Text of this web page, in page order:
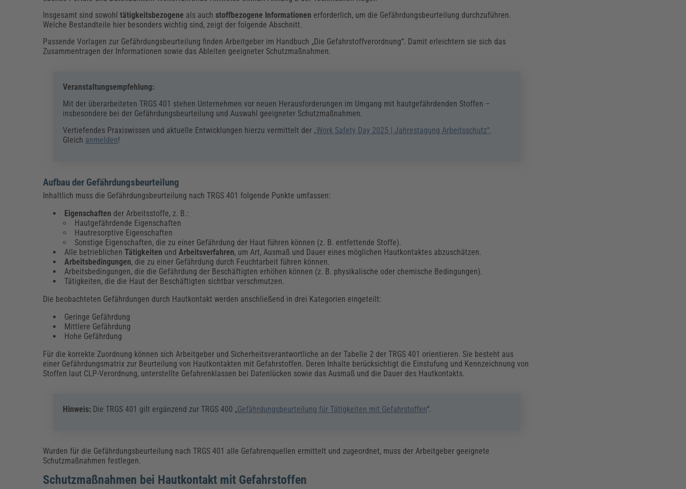
Insgesamt sind sowohltätigkeitsbezogene als auchstoffbezogene Informationen erforderlich, um die Gefährdungsbeurteilung durchzuführen.
Welche Bestandteile hier besonders wichtig sind, zeigt der folgende Abschnitt.
Passende Vorlagen zur Gefährdungsbeurteilung finden Arbeitgeber im Handbuch „Die Gefahrstoffverordnung“. Damit erleichtern sie sich das
Zusammentragen der Informationen sowie das Ableiten geeigneter Schutzmaßnahmen.
Veranstaltungsempfehlung:
Mit der überarbeiteten TRGS 401 stehen Unternehmen vor neuen Herausforderungen im Umgang mit hautgefährdenden Stoffen –
insbesondere bei der Gefährdungsbeurteilung und Auswahl geeigneter Schutzmaßnahmen.
Vertiefendes Praxiswissen und aktuelle Entwicklungen hierzu vermittelt der „Work Safety Day 2025 | Jahrestagung Arbeitsschutz“.
Gleich anmelden!
Aufbau der Gefährdungsbeurteilung
Inhaltlich muss die Gefährdungsbeurteilung nach TRGS 401 folgende Punkte umfassen:
Eigenschaften der Arbeitsstoffe, z. B.:
Hautgefährdende Eigenschaften
Hautresorptive Eigenschaften
Sonstige Eigenschaften, die zu einer Gefährdung der Haut führen können (z. B. entfettende Stoffe).
Alle betrieblichenTätigkeiten undArbeitsverfahren, um Art, Ausmaß und Dauer eines möglichen Hautkontaktes abzuschätzen.
Arbeitsbedingungen, die zu einer Gefährdung durch Feuchtarbeit führen können.
Arbeitsbedingungen, die die Gefährdung der Beschäftigten erhöhen können (z. B. physikalische oder chemische Bedingungen).
Tätigkeiten, die die Haut der Beschäftigten sichtbar verschmutzen.
Die beobachteten Gefährdungen durch Hautkontakt werden anschließend in drei Kategorien eingeteilt:
Geringe Gefährdung
Mittlere Gefährdung
Hohe Gefährdung
Für die korrekte Zuordnung können sich Arbeitgeber und Sicherheitsverantwortliche an der Tabelle 2 der TRGS 401 orientieren. Sie besteht aus
einer Gefährdungsmatrix zur Beurteilung von Hautkontakten mit Gefahrstoffen. Deren Inhalte berücksichtigt die Einstufung und Kennzeichnung von
Stoffen laut CLP-Verordnung, unterstellte Gefahrenklassen bei Datenlücken sowie das Ausmaß und die Dauer des Hautkontakts.
Hinweis: Die TRGS 401 gilt ergänzend zur TRGS 400 „Gefährdungsbeurteilung für Tätigkeiten mit Gefahrstoffen“.
Wurden für die Gefährdungsbeurteilung nach TRGS 401 alle Gefahrenquellen ermittelt und zugeordnet, muss der Arbeitgeber geeignete
Schutzmaßnahmen festlegen.
Schutzmaßnahmen bei Hautkontakt mit Gefahrstoffen